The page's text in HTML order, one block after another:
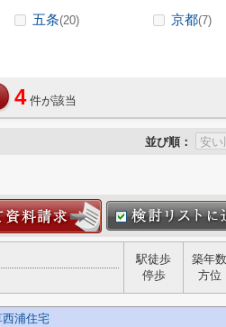
五条(20) 京都(7)
4 件が該当
並び順：
駅徒歩
停歩
築年数
方位
西浦住宅